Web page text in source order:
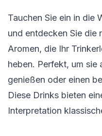
Tauchen Sie ein in die
und entdecken Sie die
Aromen, die Ihr
heben. Perfekt, um sie
genießen oder einen
Diese Drinks bieten
Interpretation